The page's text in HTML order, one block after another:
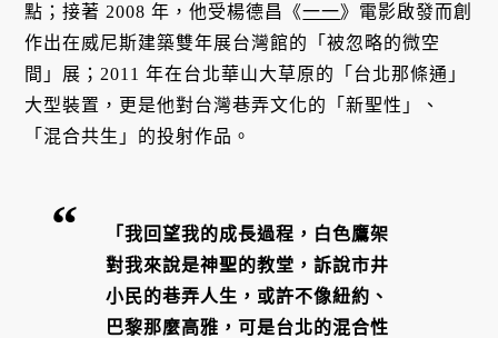
點；接著 2008 年，他受楊德昌《一一》電影啟發而創
作出在威尼斯建築雙年展台灣館的「被忽略的微空
間」展；2011 年在台北華山大草原的「台北那條通」
大型裝置，更是他對台灣巷弄文化的「新聖性」、
「混合共生」的投射作品。
「我回望我的成長過程，白色鷹架
對我來說是神聖的教堂，訴說市井
小民的巷弄人生，或許不像紐約、
巴黎那麼高雅，可是台北的混合性